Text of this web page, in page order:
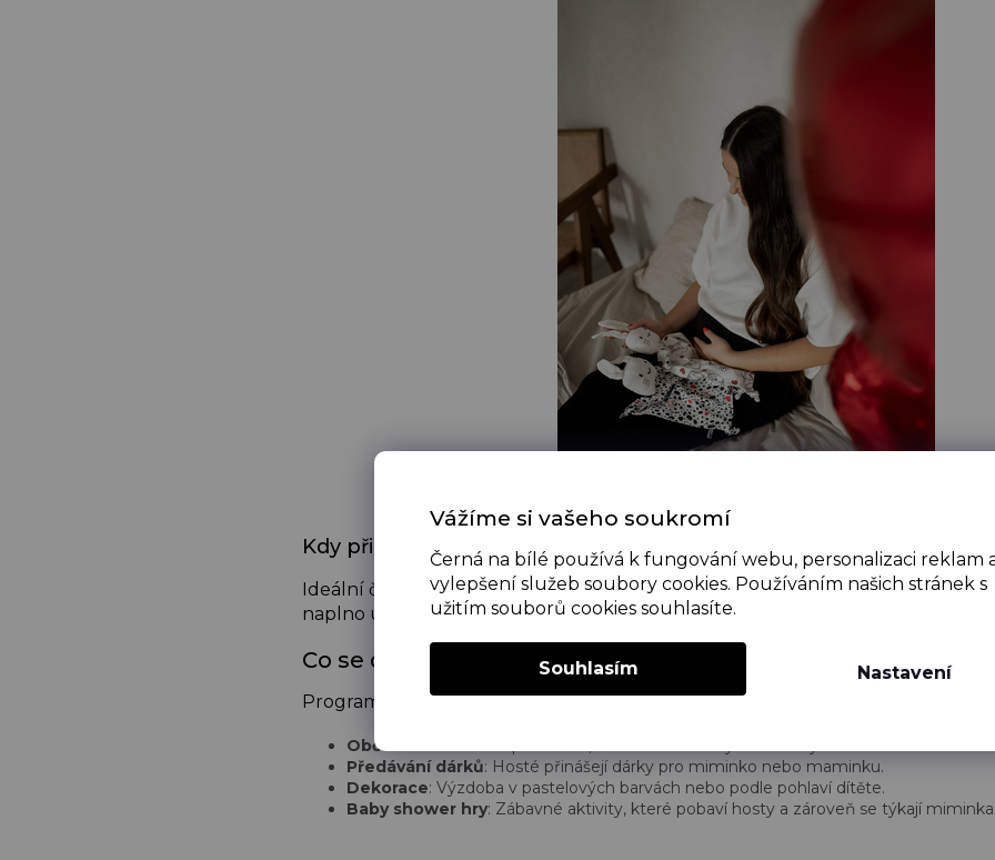
Vážíme si vašeho soukromí
Černá na bílé používá k fungování webu, personalizaci reklam
vylepšení služeb soubory cookies. Používáním našich stránek s
užitím souborů cookies souhlasíte.
Nastavení
Souhlasím
Kdy připravit baby shower?
Ideální čas je mezi 7. a 8. měsícem těhotenství, kdy je maminka ještě plná
naplno užít.
Co se dělá na baby shower?
Program baby shower párty může být různorodý, ale často zahrnuje:
Občerstvení
Předávání dárků: Hosté přinášejí dárky pro miminko nebo maminku.
Dekorace: Výzdoba v pastelových barvách nebo podle pohlaví dítěte.
Baby shower hry: Zábavné aktivity, které pobaví hosty a zároveň se týkají